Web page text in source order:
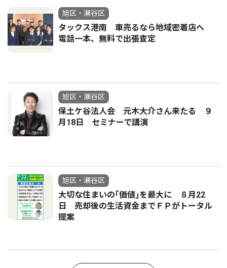
旭区・瀬谷区
タックス港南 車売るなら地域密着店へ
電話一本、無料で出張査定
旭区・瀬谷区
保土ケ谷法人会 元木大介さん来たる ９
月18日 セミナーで講演
旭区・瀬谷区
大切な住まいの｢価値｣を最大に ８月22
日 売却後の生活資金までＦＰがトータル
提案